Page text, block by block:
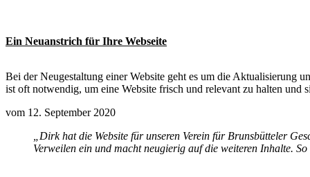
Ein Neuanstrich für Ihre Webseite
Bei der Neugestaltung einer Website geht es um die Aktualisierung
ist oft notwendig, um eine Website frisch und relevant zu halten und
vom 12. September 2020
„Dirk hat die Website für unseren Verein für Brunsbütteler
Verweilen ein und macht neugierig auf die weiteren Inhalte.